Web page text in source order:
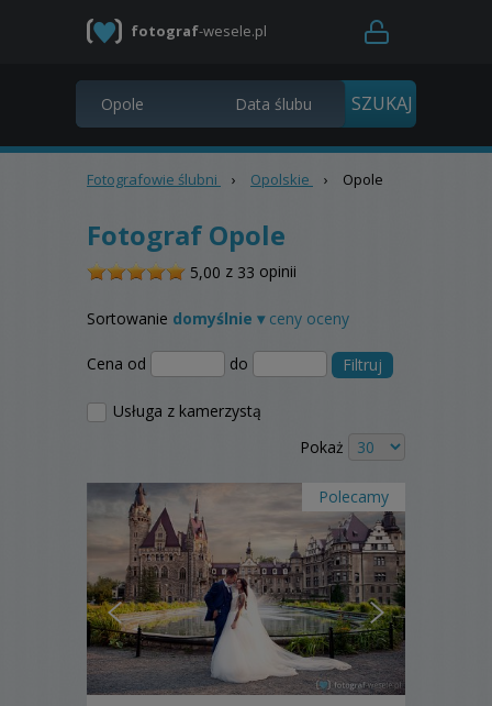
fotograf-wesele.pl
Fotografowie ślubni › Opolskie › Opole
Fotograf Opole
5,00 /z 33 opinii
Sortowanie domyślnie ▾ ceny oceny
Cena od do Filtruj
Usługa z kamerzystą
Pokaż
Polecamy